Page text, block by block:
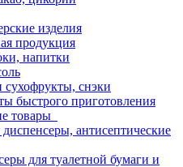
изделия
продукция
напитки
снэки
быстрого приготовления
товары
антисептические
для туалетной бумаги и